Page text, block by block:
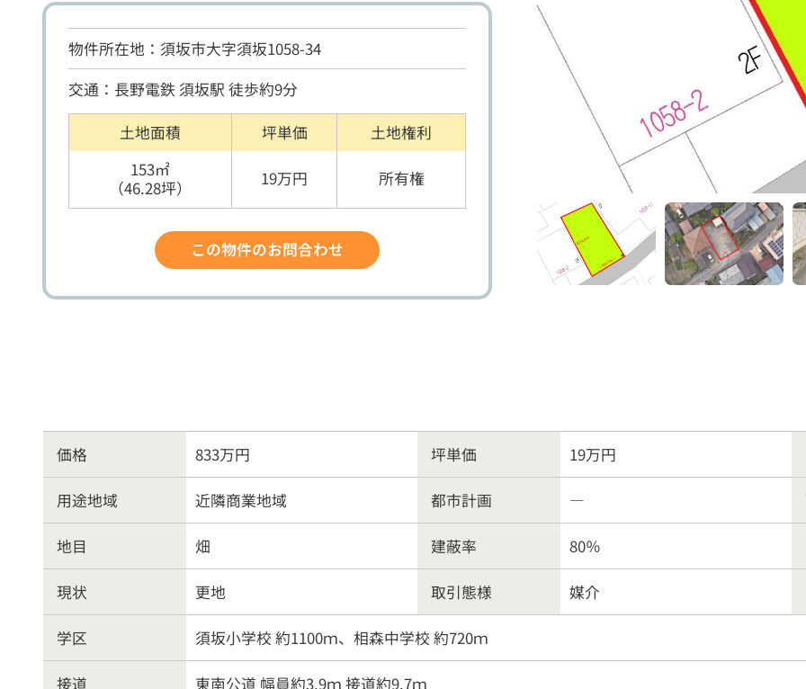
物件所在地：須坂市大字須坂1058-34
交通：長野電鉄 須坂駅 徒歩約9分
土地面積
坪単価
土地権利
153㎡
（46.28坪）
19万円 所有権
この物件のお問合わせ
価格 833万円 坪単価 19万円
用途地域 近隣商業地域 都市計画 ―
地目 畑 建蔽率 80％
現状 更地 取引態様 媒介
学区 須坂小学校 約1100ｍ、相森中学校 約720ｍ
接道 東南公道 幅員約3.9ｍ 接道約9.7ｍ